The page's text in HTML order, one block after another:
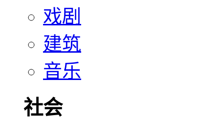
戏剧
建筑
音乐
社会